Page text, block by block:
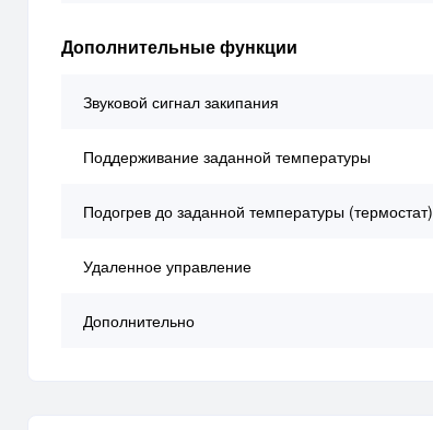
Дополнительные функции
Звуковой сигнал закипания
Поддерживание заданной температуры
Подогрев до заданной температуры (термостат)
Удаленное управление
Дополнительно